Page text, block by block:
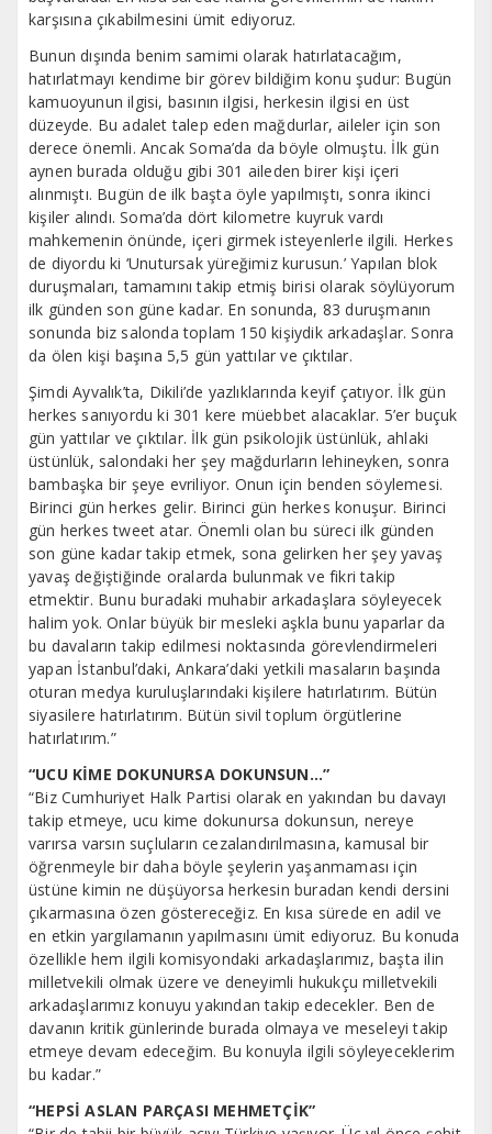
karşısına çıkabilmesini ümit ediyoruz.
Bunun dışında benim samimi olarak hatırlatacağım,
hatırlatmayı kendime bir görev bildiğim konu şudur: Bugün
kamuoyunun ilgisi, basının ilgisi, herkesin ilgisi en üst
düzeyde. Bu adalet talep eden mağdurlar, aileler için son
derece önemli. Ancak Soma’da da böyle olmuştu. İlk gün
aynen burada olduğu gibi 301 aileden birer kişi içeri
alınmıştı. Bugün de ilk başta öyle yapılmıştı, sonra ikinci
kişiler alındı. Soma’da dört kilometre kuyruk vardı
mahkemenin önünde, içeri girmek isteyenlerle ilgili. Herkes
de diyordu ki ‘Unutursak yüreğimiz kurusun.’ Yapılan blok
duruşmaları, tamamını takip etmiş birisi olarak söylüyorum
ilk günden son güne kadar. En sonunda, 83 duruşmanın
sonunda biz salonda toplam 150 kişiydik arkadaşlar. Sonra
da ölen kişi başına 5,5 gün yattılar ve çıktılar.
Şimdi Ayvalık’ta, Dikili’de yazlıklarında keyif çatıyor. İlk gün
herkes sanıyordu ki 301 kere müebbet alacaklar. 5’er buçuk
gün yattılar ve çıktılar. İlk gün psikolojik üstünlük, ahlaki
üstünlük, salondaki her şey mağdurların lehineyken, sonra
bambaşka bir şeye evriliyor. Onun için benden söylemesi.
Birinci gün herkes gelir. Birinci gün herkes konuşur. Birinci
gün herkes tweet atar. Önemli olan bu süreci ilk günden
son güne kadar takip etmek, sona gelirken her şey yavaş
yavaş değiştiğinde oralarda bulunmak ve fikri takip
etmektir. Bunu buradaki muhabir arkadaşlara söyleyecek
halim yok. Onlar büyük bir mesleki aşkla bunu yaparlar da
bu davaların takip edilmesi noktasında görevlendirmeleri
yapan İstanbul’daki, Ankara’daki yetkili masaların başında
oturan medya kuruluşlarındaki kişilere hatırlatırım. Bütün
siyasilere hatırlatırım. Bütün sivil toplum örgütlerine
hatırlatırım.”
“UCU KİME DOKUNURSA DOKUNSUN…”
“Biz Cumhuriyet Halk Partisi olarak en yakından bu davayı
takip etmeye, ucu kime dokunursa dokunsun, nereye
varırsa varsın suçluların cezalandırılmasına, kamusal bir
öğrenmeyle bir daha böyle şeylerin yaşanmaması için
üstüne kimin ne düşüyorsa herkesin buradan kendi dersini
çıkarmasına özen göstereceğiz. En kısa sürede en adil ve
en etkin yargılamanın yapılmasını ümit ediyoruz. Bu konuda
özellikle hem ilgili komisyondaki arkadaşlarımız, başta ilin
milletvekili olmak üzere ve deneyimli hukukçu milletvekili
arkadaşlarımız konuyu yakından takip edecekler. Ben de
davanın kritik günlerinde burada olmaya ve meseleyi takip
etmeye devam edeceğim. Bu konuyla ilgili söyleyeceklerim
bu kadar.”
“HEPSİ ASLAN PARÇASI MEHMETÇİK”